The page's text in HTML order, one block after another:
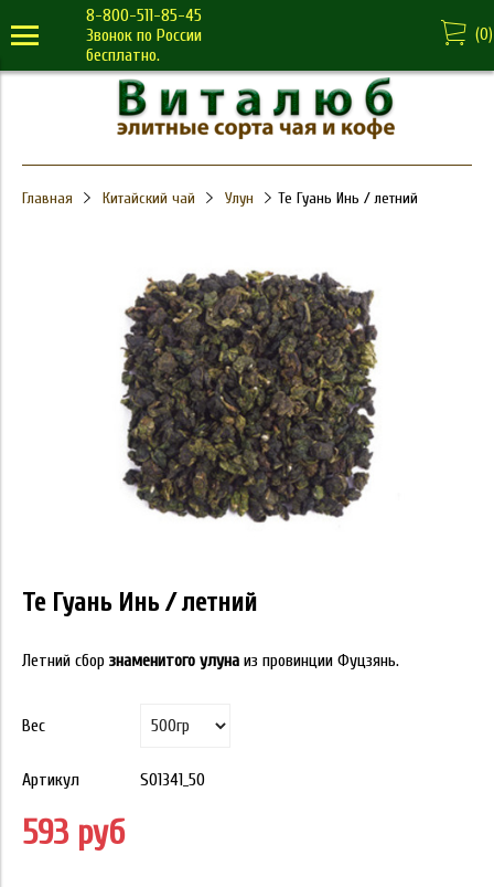
8-800-511-85-45
Звонок по России
бесплатно.
(0)
Главная Китайский чай Улун Те Гуань Инь / летний
Те Гуань Инь / летний
Летний сбор знаменитого улуна из провинции Фуцзянь.
Вес
Артикул S01341_50
593 руб